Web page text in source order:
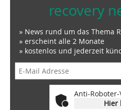
recovery
» News rund um das Thema
» erscheint alle 2 Monate
» kostenlos und jederzeit
Anti-
Hier